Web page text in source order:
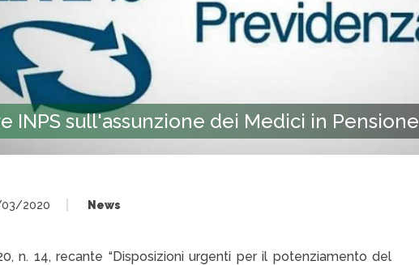
INPS sull'assunzione dei Medici in Pensione
2020 News
n. 14, recante “Disposizioni urgenti per il potenziamento del